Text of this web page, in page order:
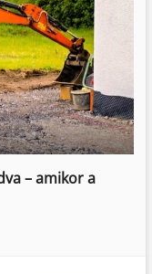
– amikor a